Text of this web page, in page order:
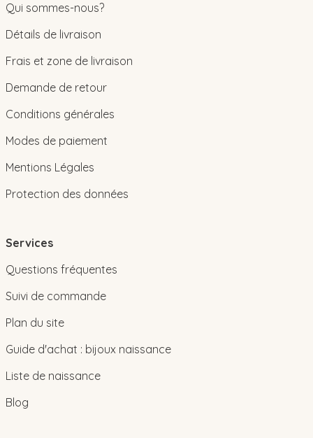
Qui sommes-nous?
Détails de livraison
Frais et zone de livraison
Demande de retour
Conditions générales
Modes de paiement
Mentions Légales
Protection des données
Services
Questions fréquentes
Suivi de commande
Plan du site
Guide d'achat : bijoux naissance
Liste de naissance
Blog